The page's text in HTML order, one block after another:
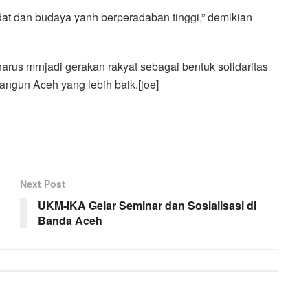
dan budaya yanh berperadaban tinggi,” demikian
mrnjadi gerakan rakyat sebagai bentuk solidaritas
Aceh yang lebih baik.[joe]
Next Post
UKM-IKA Gelar Seminar dan Sosialisasi di
Banda Aceh